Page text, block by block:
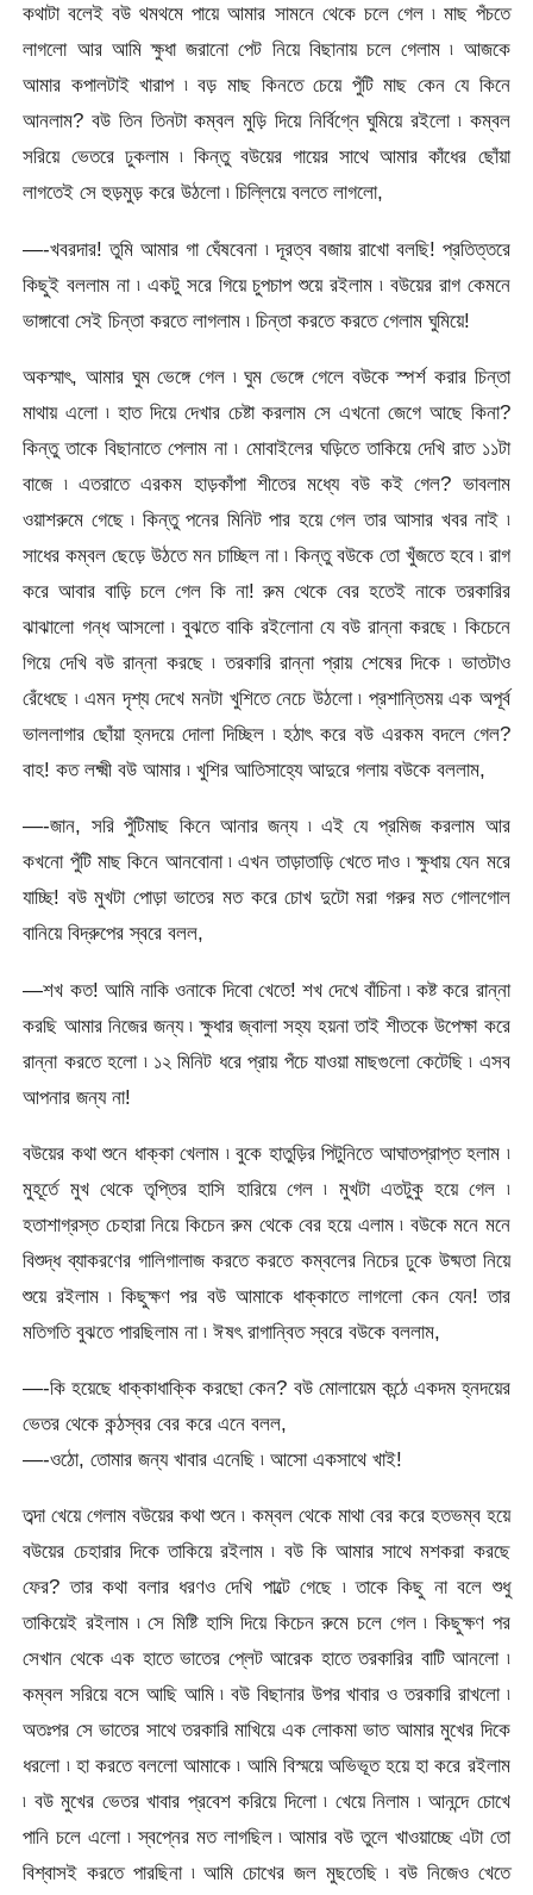
কথাটা বলেই বউ থমথমে পায়ে আমার সামনে থেকে চলে গেল ৷ মাছ পঁচতে
লাগলো আর আমি ক্ষুধা জরানো পেট নিয়ে বিছানায় চলে গেলাম ৷ আজকে
আমার কপালটাই খারাপ ৷ বড় মাছ কিনতে চেয়ে পুঁটি মাছ কেন যে কিনে
আনলাম? বউ তিন তিনটা কম্বল মুড়ি দিয়ে নির্বিগ্নে ঘুমিয়ে রইলো ৷ কম্বল
সরিয়ে ভেতরে ঢুকলাম ৷ কিন্তু বউয়ের গায়ের সাথে আমার কাঁধের ছোঁয়া
লাগতেই সে হুড়মুড় করে উঠলো ৷ চিল্লিয়ে বলতে লাগলো,
—-খবরদার! তুমি আমার গা ঘেঁষবেনা ৷ দূরত্ব বজায় রাখো বলছি! প্রতিত্তরে
কিছুই বললাম না ৷ একটু সরে গিয়ে চুপচাপ শুয়ে রইলাম ৷ বউয়ের রাগ কেমনে
ভাঙ্গাবো সেই চিন্তা করতে লাগলাম ৷ চিন্তা করতে করতে গেলাম ঘুমিয়ে!
অকস্মাৎ, আমার ঘুম ভেঙ্গে গেল ৷ ঘুম ভেঙ্গে গেলে বউকে স্পর্শ করার চিন্তা
মাথায় এলো ৷ হাত দিয়ে দেখার চেষ্টা করলাম সে এখনো জেগে আছে কিনা?
কিন্তু তাকে বিছানাতে পেলাম না ৷ মোবাইলের ঘড়িতে তাকিয়ে দেখি রাত ১১টা
বাজে ৷ এতরাতে এরকম হাড়কাঁপা শীতের মধ্যে বউ কই গেল? ভাবলাম
ওয়াশরুমে গেছে ৷ কিন্তু পনের মিনিট পার হয়ে গেল তার আসার খবর নাই ৷
সাধের কম্বল ছেড়ে উঠতে মন চাচ্ছিল না ৷ কিন্তু বউকে তো খুঁজতে হবে ৷ রাগ
করে আবার বাড়ি চলে গেল কি না! রুম থেকে বের হতেই নাকে তরকারির
ঝাঝালো গন্ধ আসলো ৷ বুঝতে বাকি রইলোনা যে বউ রান্না করছে ৷ কিচেনে
গিয়ে দেখি বউ রান্না করছে ৷ তরকারি রান্না প্রায় শেষের দিকে ৷ ভাতটাও
রেঁধেছে ৷ এমন দৃশ্য দেখে মনটা খুশিতে নেচে উঠলো ৷ প্রশান্তিময় এক অপূর্ব
ভাললাগার ছোঁয়া হ্নদয়ে দোলা দিচ্ছিল ৷ হঠাৎ করে বউ এরকম বদলে গেল?
বাহ! কত লক্ষ্মী বউ আমার ৷ খুশির আতিসাহ্যে আদুরে গলায় বউকে বললাম,
—-জান, সরি পুঁটিমাছ কিনে আনার জন্য ৷ এই যে প্রমিজ করলাম আর
কখনো পুঁটি মাছ কিনে আনবোনা ৷ এখন তাড়াতাড়ি খেতে দাও ৷ ক্ষুধায় যেন মরে
যাচ্ছি! বউ মুখটা পোড়া ভাতের মত করে চোখ দুটো মরা গরুর মত গোলগোল
বানিয়ে বিদ্রুপের স্বরে বলল,
—শখ কত! আমি নাকি ওনাকে দিবো খেতে! শখ দেখে বাঁচিনা ৷ কষ্ট করে রান্না
করছি আমার নিজের জন্য ৷ ক্ষুধার জ্বালা সহ্য হয়না তাই শীতকে উপেক্ষা করে
রান্না করতে হলো ৷ ১২ মিনিট ধরে প্রায় পঁচে যাওয়া মাছগুলো কেটেছি ৷ এসব
আপনার জন্য না!
বউয়ের কথা শুনে ধাক্কা খেলাম ৷ বুকে হাতুড়ির পিটুনিতে আঘাতপ্রাপ্ত হলাম ৷
মুহূর্তে মুখ থেকে তৃপ্তির হাসি হারিয়ে গেল ৷ মুখটা এতটুকু হয়ে গেল ৷
হতাশাগ্রস্ত চেহারা নিয়ে কিচেন রুম থেকে বের হয়ে এলাম ৷ বউকে মনে মনে
বিশুদ্ধ ব্যাকরণের গালিগালাজ করতে করতে কম্বলের নিচের ঢুকে উষ্মতা নিয়ে
শুয়ে রইলাম ৷ কিছুক্ষণ পর বউ আমাকে ধাক্কাতে লাগলো কেন যেন! তার
মতিগতি বুঝতে পারছিলাম না ৷ ঈষৎ রাগান্বিত স্বরে বউকে বললাম,
—-কি হয়েছে ধাক্কাধাক্কি করছো কেন? বউ মোলায়েম কন্ঠে একদম হ্নদয়ের
ভেতর থেকে কন্ঠস্বর বের করে এনে বলল,
—-ওঠো, তোমার জন্য খাবার এনেছি ৷ আসো একসাথে খাই!
তব্দা খেয়ে গেলাম বউয়ের কথা শুনে ৷ কম্বল থেকে মাথা বের করে হতভম্ব হয়ে
বউয়ের চেহারার দিকে তাকিয়ে রইলাম ৷ বউ কি আমার সাথে মশকরা করছে
ফের? তার কথা বলার ধরণও দেখি পাল্টে গেছে ৷ তাকে কিছু না বলে শুধু
তাকিয়েই রইলাম ৷ সে মিষ্টি হাসি দিয়ে কিচেন রুমে চলে গেল ৷ কিছুক্ষণ পর
সেখান থেকে এক হাতে ভাতের প্লেট আরেক হাতে তরকারির বাটি আনলো ৷
কম্বল সরিয়ে বসে আছি আমি ৷ বউ বিছানার উপর খাবার ও তরকারি রাখলো ৷
অতঃপর সে ভাতের সাথে তরকারি মাখিয়ে এক লোকমা ভাত আমার মুখের দিকে
ধরলো ৷ হা করতে বললো আমাকে ৷ আমি বিস্ময়ে অভিভূত হয়ে হা করে রইলাম
৷ বউ মুখের ভেতর খাবার প্রবেশ করিয়ে দিলো ৷ খেয়ে নিলাম ৷ আনন্দে চোখে
পানি চলে এলো ৷ স্বপ্নের মত লাগছিল ৷ আমার বউ তুলে খাওয়াচ্ছে এটা তো
বিশ্বাসই করতে পারছিনা ৷ আমি চোখের জল মুছতেছি ৷ বউ নিজেও খেতে